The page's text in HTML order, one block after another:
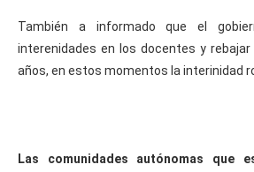
También a informado que el
interenidades en los docentes y
años, en estos momentos la interinidad
Las comunidades autónomas que